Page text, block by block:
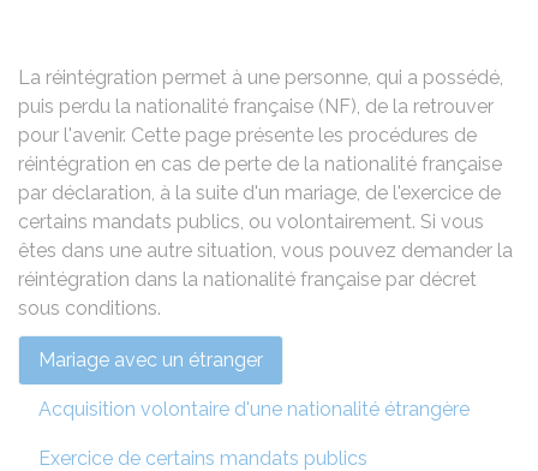
La réintégration permet à une personne, qui a possédé,
puis perdu la nationalité française (NF), de la retrouver
pour l'avenir. Cette page présente les procédures de
réintégration en cas de perte de la nationalité française
par déclaration, à la suite d'un mariage, de l'exercice de
certains mandats publics, ou volontairement. Si vous
êtes dans une autre situation, vous pouvez demander la
réintégration dans la nationalité française par décret
sous conditions.
Mariage avec un étranger
Acquisition volontaire d'une nationalité étrangère
Exercice de certains mandats publics